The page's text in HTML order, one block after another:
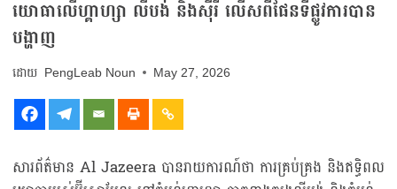
យោធាលើហ្គាហ្សា លីបង់ និងស៊ីរី លើសពីផែនទីផ្លូវការបាន
បង្ហាញ
PengLeab Noun May 27, 2026
សារព័ត៌មាន Al Jazeera បានរាយការណ៍ថា ការគ្រប់គ្រង និងឥទ្ធិពល